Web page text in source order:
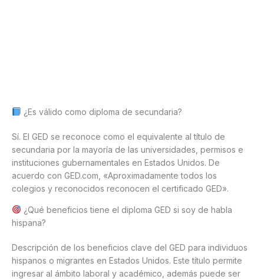
¿Es válido como diploma de secundaria?
Sí. El GED se reconoce como el equivalente al título de
secundaria por la mayoría de las universidades, permisos e
instituciones gubernamentales en Estados Unidos. De
acuerdo con GED.com, «Aproximadamente todos los
colegios y reconocidos reconocen el certificado GED».
¿Qué beneficios tiene el diploma GED si soy de habla
hispana?
Descripción de los beneficios clave del GED para individuos
hispanos o migrantes en Estados Unidos. Este título permite
ingresar al ámbito laboral y académico, además puede ser